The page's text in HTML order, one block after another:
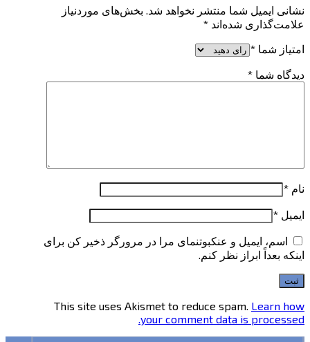
نشانی ایمیل شما منتشر نخواهد شد. بخش‌های موردنیاز
علامت‌گذاری شده‌اند *
امتیاز شما *
دیدگاه شما *
نام *
ایمیل *
اسم، ایمیل و عنکبوتنمای مرا در مرورگر ذخیر کن برای
اینکه بعداً ابراز نظر کنم.
This site uses Akismet to reduce spam. Learn how
your comment data is processed.